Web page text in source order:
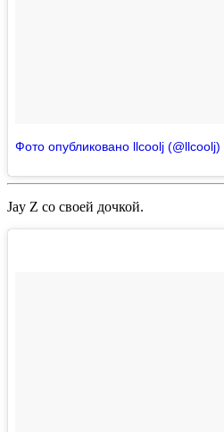
Фото опубликовано llcoolj (@llcoolj)
Jay Z со своей дочкой.